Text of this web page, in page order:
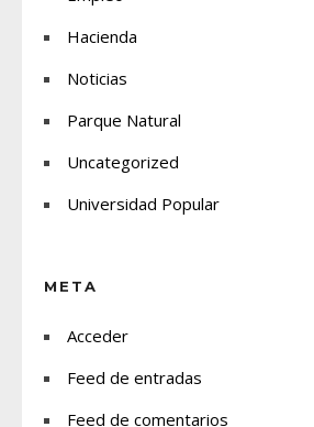
Hacienda
Noticias
Parque Natural
Uncategorized
Universidad Popular
META
Acceder
Feed de entradas
Feed de comentarios